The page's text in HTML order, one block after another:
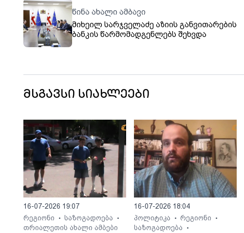
წინა ახალი ამბავი
მიხეილ სარჯველაძე აზიის განვითარების
ბანკის წარმომადგენლებს შეხვდა
მსგავსი სიახლეები
16-07-2026 19:07
რეგიონი
• საზოგადოება •
თრიალეთის ახალი ამბები
16-07-2026 18:04
პოლიტიკა
• რეგიონი •
საზოგადოება •